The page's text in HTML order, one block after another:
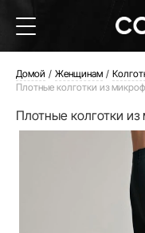
Домой Женщинам
Плотные колготки из
Плотные колготки